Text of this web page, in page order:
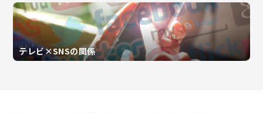
テレビ×SNSの関係